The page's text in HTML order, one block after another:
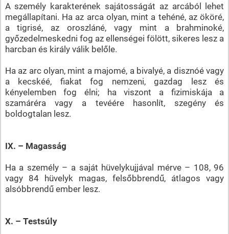
A személy karakterének sajátosságát az arcából lehet
megállapítani. Ha az arca olyan, mint a tehéné, az ököré,
a tigrisé, az oroszláné, vagy mint a brahminoké,
győzedelmeskedni fog az ellenségei fölött, sikeres lesz a
harcban és király válik belőle.
Ha az arc olyan, mint a majomé, a bivalyé, a disznóé vagy
a kecskéé, fiakat fog nemzeni, gazdag lesz és
kényelemben fog élni; ha viszont a fizimiskája a
szamáréra vagy a tevéére hasonlít, szegény és
boldogtalan lesz.
IX. – Magasság
Ha a személy – a saját hüvelykujjával mérve – 108, 96
vagy 84 hüvelyk magas, felsőbbrendű, átlagos vagy
alsóbbrendű ember lesz.
X. – Testsúly